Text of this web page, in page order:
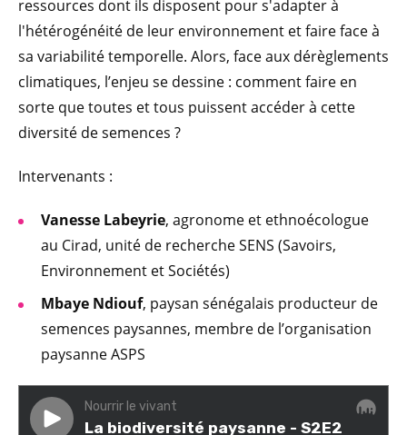
ressources dont ils disposent pour s'adapter à
l'hétérogénéité de leur environnement et faire face à
sa variabilité temporelle. Alors, face aux dérèglements
climatiques, l’enjeu se dessine : comment faire en
sorte que toutes et tous puissent accéder à cette
diversité de semences ?
Intervenants :
Vanesse Labeyrie, agronome et ethnoécologue
au Cirad, unité de recherche SENS (Savoirs,
Environnement et Sociétés)
Mbaye Ndiouf, paysan sénégalais producteur de
semences paysannes, membre de l’organisation
paysanne ASPS